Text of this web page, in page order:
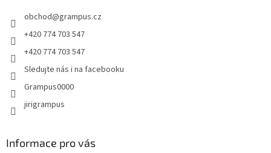
obchod@grampus.cz
+420 774 703 547
+420 774 703 547
Sledujte nás i na facebooku
Grampus0000
jirigrampus
Informace pro vás